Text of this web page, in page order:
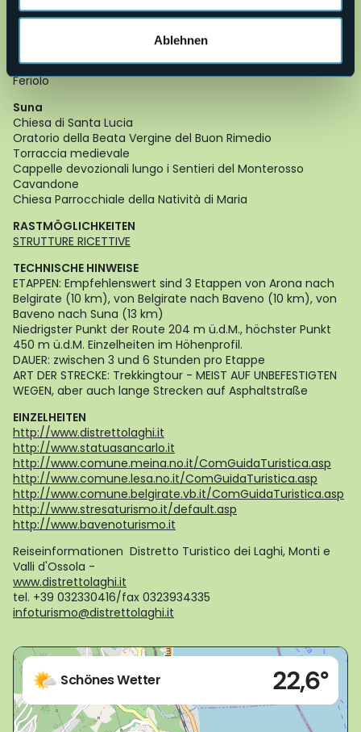
Ablehnen
Battistero
Torre di Feriolo
Feriolo
Suna
Chiesa di Santa Lucia
Oratorio della Beata Vergine del Buon Rimedio
Torraccia medievale
Cappelle devozionali lungo i Sentieri del Monterosso
Cavandone
Chiesa Parrocchiale della Natività di Maria
RASTMÖGLICHKEITEN
STRUTTURE RICETTIVE
TECHNISCHE HINWEISE
ETAPPEN: Empfehlenswert sind 3 Etappen von Arona nach
Belgirate (10 km), von Belgirate nach Baveno (10 km), von
Baveno nach Suna (13 km)
Niedrigster Punkt der Route 204 m ü.d.M., höchster Punkt
450 m ü.d.M. Einzelheiten im Höhenprofil.
DAUER: zwischen 3 und 6 Stunden pro Etappe
ART DER STRECKE: Trekkingtour - MEIST AUF UNBEFESTIGTEN
WEGEN, aber auch lange Strecken auf Asphaltstraße
EINZELHEITEN
http://www.distrettolaghi.it
http://www.statuasancarlo.it
http://www.comune.meina.no.it/ComGuidaTuristica.asp
http://www.comune.lesa.no.it/ComGuidaTuristica.asp
http://www.comune.belgirate.vb.it/ComGuidaTuristica.asp
http://www.stresaturismo.it/default.asp
http://www.bavenoturismo.it
Reiseinformationen Distretto Turistico dei Laghi, Monti e
Valli d'Ossola -
www.distrettolaghi.it
tel. +39 032330416/fax 0323934335
infoturismo@distrettolaghi.it
Schönes Wetter 22,6°
28041 - Arona (NO)